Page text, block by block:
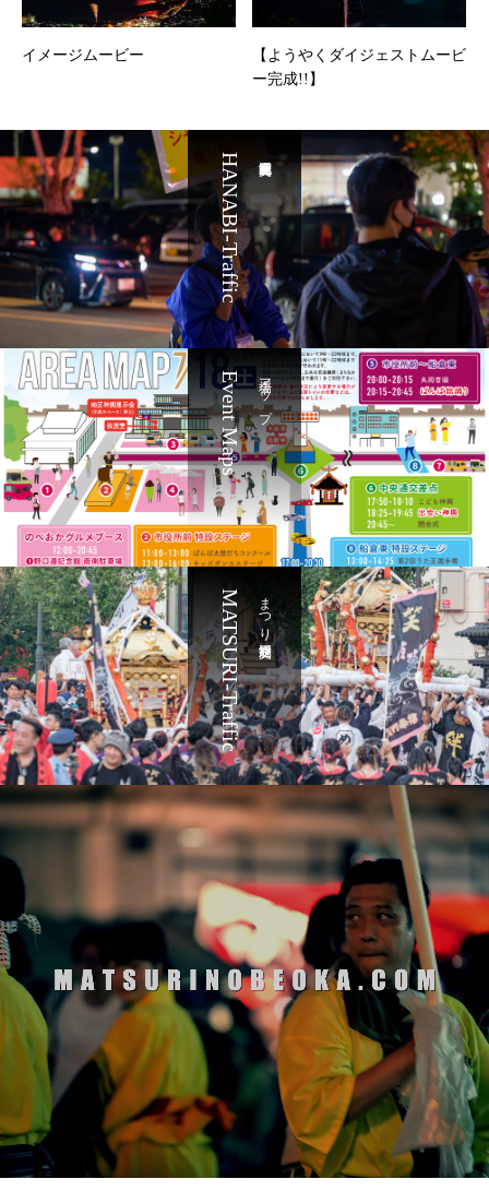
イメージムービー
【ようやくダイジェストムービ
ー完成!!】⁣
HANABI-Traffic
会場マップ
Event Maps
まつり交通規制
MATSURI-Traffic